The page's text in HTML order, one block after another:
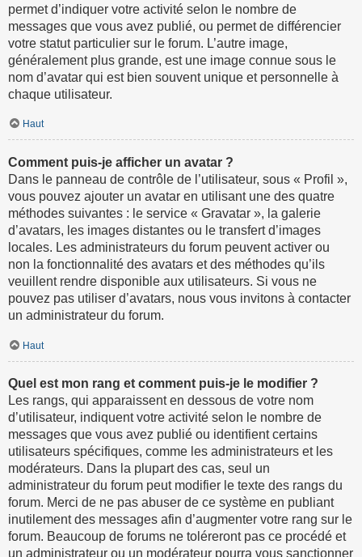
permet d’indiquer votre activité selon le nombre de
messages que vous avez publié, ou permet de différencier
votre statut particulier sur le forum. L’autre image,
généralement plus grande, est une image connue sous le
nom d’avatar qui est bien souvent unique et personnelle à
chaque utilisateur.
Haut
Comment puis-je afficher un avatar ?
Dans le panneau de contrôle de l’utilisateur, sous « Profil »,
vous pouvez ajouter un avatar en utilisant une des quatre
méthodes suivantes : le service « Gravatar », la galerie
d’avatars, les images distantes ou le transfert d’images
locales. Les administrateurs du forum peuvent activer ou
non la fonctionnalité des avatars et des méthodes qu’ils
veuillent rendre disponible aux utilisateurs. Si vous ne
pouvez pas utiliser d’avatars, nous vous invitons à contacter
un administrateur du forum.
Haut
Quel est mon rang et comment puis-je le modifier ?
Les rangs, qui apparaissent en dessous de votre nom
d’utilisateur, indiquent votre activité selon le nombre de
messages que vous avez publié ou identifient certains
utilisateurs spécifiques, comme les administrateurs et les
modérateurs. Dans la plupart des cas, seul un
administrateur du forum peut modifier le texte des rangs du
forum. Merci de ne pas abuser de ce système en publiant
inutilement des messages afin d’augmenter votre rang sur le
forum. Beaucoup de forums ne toléreront pas ce procédé et
un administrateur ou un modérateur pourra vous sanctionner